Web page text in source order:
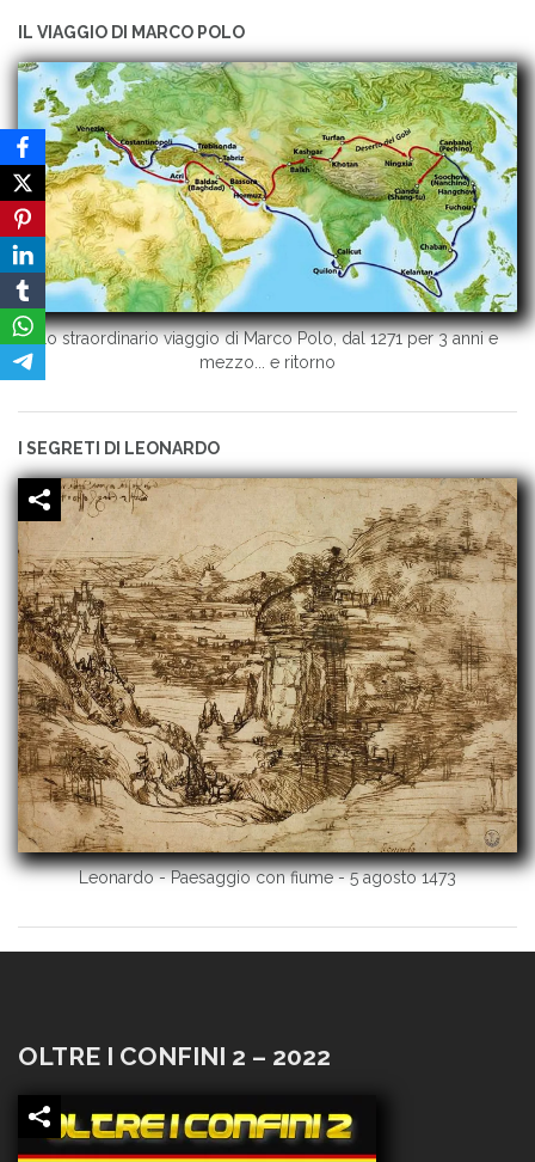
IL VIAGGIO DI MARCO POLO
Lo straordinario viaggio di Marco Polo, dal 1271 per 3 anni e
mezzo... e ritorno
I SEGRETI DI LEONARDO
Leonardo - Paesaggio con fiume - 5 agosto 1473
OLTRE I CONFINI 2 – 2022